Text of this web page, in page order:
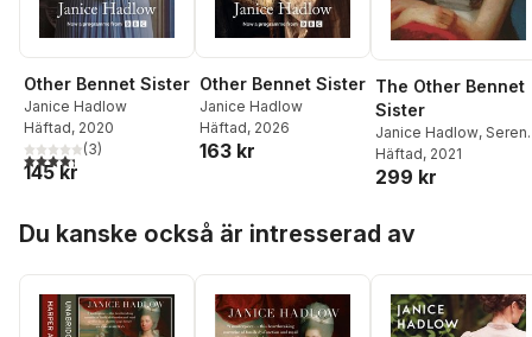
Other Bennet Sister
Janice Hadlow
Häftad, 2020
4,3utav 5 stjärnor. Totalt antal röster:
(3)
145 kr
Other Bennet Sister
Janice Hadlow
Häftad, 2026
163 kr
The Other Bennet
Sister
Janice Hadlow,
Jones
Häftad, 2021
299 kr
Du kanske också är intresserad av